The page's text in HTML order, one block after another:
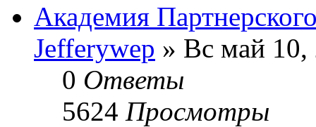
Академия
Jefferywep » Вс май 10,
0 Ответы
5624 Просмотры